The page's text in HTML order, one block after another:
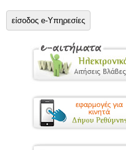
είσοδος e-Υπηρεσίες